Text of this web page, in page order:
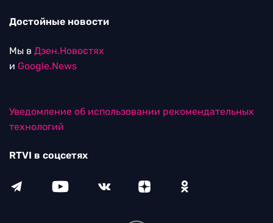
Достойные новости
Мы в Дзен.Новостях
и Google.News
Уведомление об использовании рекомендательных
технологий
RTVI в соцсетях